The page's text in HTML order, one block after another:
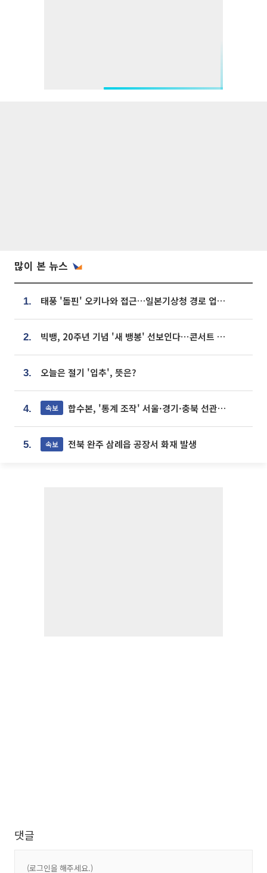
많이 본 뉴스
1. 태풍 '돌핀' 오키나와 접근…일본기상청 경로 업데이트
2. 빅뱅, 20주년 기념 '새 뱅봉' 선보인다⋯콘서트 앞두고 팝업 개최
3. 오늘은 절기 '입추', 뜻은?
4. 속보 합수본, '통계 조작' 서울·경기·충북 선관위 등 추가 압수수색
5. 속보 전북 완주 삼례읍 공장서 화재 발생
댓글